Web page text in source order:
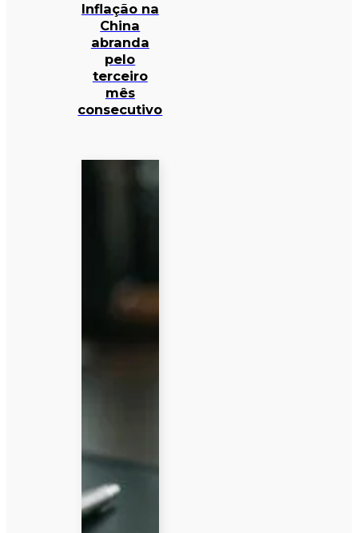
Inflação na
China
abranda
pelo
terceiro
mês
consecutivo